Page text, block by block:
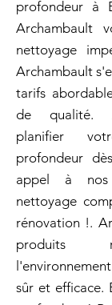
profondeur à
Archambault
nettoyage
Archambault
tarifs
de qualité.
planifier
profondeur
appel à
nettoyage
rénovation !.
produits
sûr et efficace.